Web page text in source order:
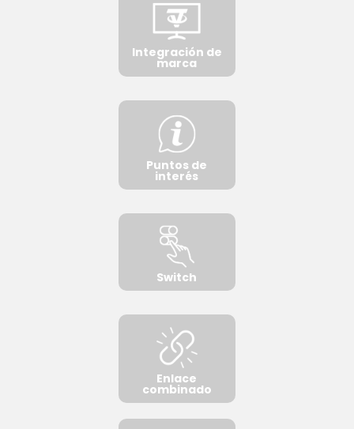
Integración de
marca
Puntos de
interés
Switch
Enlace
combinado